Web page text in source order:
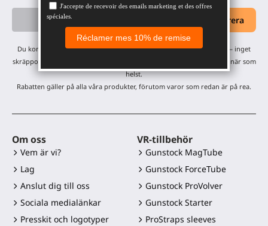
Du kommer att få våra månatliga uppdateringar och erbjudanden — inget
skräppost, bara ett mejl i månaden! Du kan avsluta prenumerationen när som
helst.
Rabatten gäller på alla våra produkter, förutom varor som redan är på rea.
Om oss
Vem är vi?
Lag
Anslut dig till oss
Sociala medialänkar
Presskit och logotyper
VR-tillbehör
Gunstock MagTube
Gunstock ForceTube
Gunstock ProVolver
Gunstock Starter
ProStraps sleeves